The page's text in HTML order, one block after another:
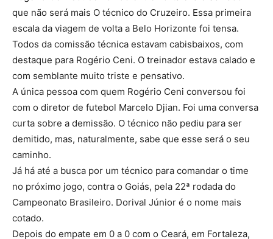
que não será mais O técnico do Cruzeiro. Essa primeira
escala da viagem de volta a Belo Horizonte foi tensa.
Todos da comissão técnica estavam cabisbaixos, com
destaque para Rogério Ceni. O treinador estava calado e
com semblante muito triste e pensativo.
A única pessoa com quem Rogério Ceni conversou foi
com o diretor de futebol Marcelo Djian. Foi uma conversa
curta sobre a demissão. O técnico não pediu para ser
demitido, mas, naturalmente, sabe que esse será o seu
caminho.
Já há até a busca por um técnico para comandar o time
no próximo jogo, contra o Goiás, pela 22ª rodada do
Campeonato Brasileiro. Dorival Júnior é o nome mais
cotado.
Depois do empate em 0 a 0 com o Ceará, em Fortaleza,